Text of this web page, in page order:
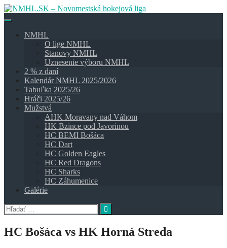
Skip
to
NMHL
O lige NMHL
Stanovy NMHL
Uznesenie výboru NMHL
2 % z daní
Kalendár NMHL 2025/2026
Tabuľka 2025/26
Hráči 2025/26
Mužstvá
AHK Moravany nad Váhom
HK Bzince pod Javorinou
HC BEMI Bošáca
HC Dart
HC Golden Eagles
HC Red Dragons
HC Sharks
HC Záhumenice
Galérie
Hľadať:
HC Bošáca vs HK Horná Streda